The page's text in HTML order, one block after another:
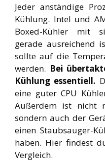
Jeder anständige
Kühlung. Intel und
Boxed-Kühler mit
gerade ausreichend
sollte auf die
werden. Bei
Kühlung essentiell.
eine guter CPU
Außerdem ist nicht
sondern auch der
einen Staubsauger-
haben. Hier findest
Vergleich.